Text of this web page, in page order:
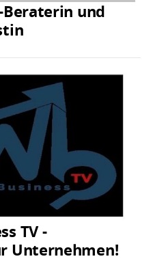
Beraterin und
TV -
Unternehmen!